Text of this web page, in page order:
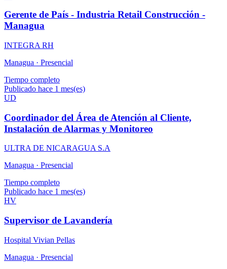
Gerente de País - Industria Retail Construcción -
Managua
INTEGRA RH
Managua · Presencial
Tiempo completo
Publicado hace 1 mes(es)
UD
Coordinador del Área de Atención al Cliente,
Instalación de Alarmas y Monitoreo
ULTRA DE NICARAGUA S.A
Managua · Presencial
Tiempo completo
Publicado hace 1 mes(es)
HV
Supervisor de Lavandería
Hospital Vivian Pellas
Managua · Presencial